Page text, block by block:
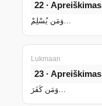
22 · Apreiškimas
وَمَن يُسْلِمْ…
Lukmaan
23 · Apreiškimas